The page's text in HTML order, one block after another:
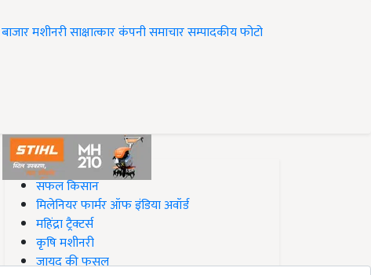
बाजारमशीनरीसाक्षात्कारकंपनी समाचारसम्पादकीयफोटो
#Top on Krishi Jagran
सफल किसान
मिलेनियर फार्मर ऑफ इंडिया अवॉर्ड
महिंद्रा ट्रैक्टर्स
कृषि मशीनरी
जायद की फसल